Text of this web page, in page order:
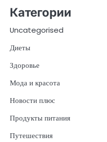
Категории
Uncategorised
Диеты
Здоровье
Мода и красота
Новости плюс
Продукты питания
Путешествия